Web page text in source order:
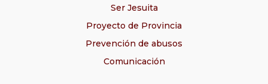
Ser Jesuita
Proyecto de Provincia
Prevención de abusos
Comunicación